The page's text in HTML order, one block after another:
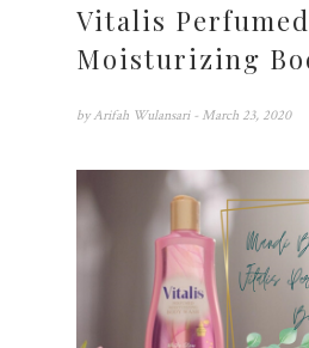
Vitalis Perfumed
Moisturizing
by Arifah Wulansari - March 23, 2020